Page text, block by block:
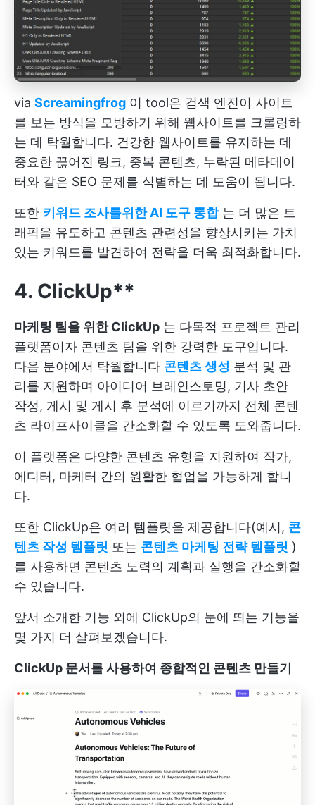
via Screamingfrog 이 tool은 검색 엔진이 사이트
를 보는 방식을 모방하기 위해 웹사이트를 크롤링하
는 데 탁월합니다. 건강한 웹사이트를 유지하는 데
중요한 끊어진 링크, 중복 콘텐츠, 누락된 메타데이
터와 같은 SEO 문제를 식별하는 데 도움이 됩니다.
또한 키워드 조사를위한 AI 도구 통합는 더 많은 트
래픽을 유도하고 콘텐츠 관련성을 향상시키는 가치
있는 키워드를 발견하여 전략을 더욱 최적화합니다.
4. ClickUp**
마케팅 팀을 위한 ClickUp 는 다목적 프로젝트 관리
플랫폼이자 콘텐츠 팀을 위한 강력한 도구입니다.
다음 분야에서 탁월합니다 콘텐츠 생성 분석 및 관
리를 지원하며 아이디어 브레인스토밍, 기사 초안
작성, 게시 및 게시 후 분석에 이르기까지 전체 콘텐
츠 라이프사이클을 간소화할 수 있도록 도와줍니다.
이 플랫폼은 다양한 콘텐츠 유형을 지원하여 작가,
에디터, 마케터 간의 원활한 협업을 가능하게 합니
다.
또한 ClickUp은 여러 템플릿을 제공합니다(예시, 콘
텐츠 작성 템플릿 또는 콘텐츠 마케팅 전략 템플릿 )
를 사용하면 콘텐츠 노력의 계획과 실행을 간소화할
수 있습니다.
앞서 소개한 기능 외에 ClickUp의 눈에 띄는 기능을
몇 가지 더 살펴보겠습니다.
ClickUp 문서를 사용하여 종합적인 콘텐츠 만들기